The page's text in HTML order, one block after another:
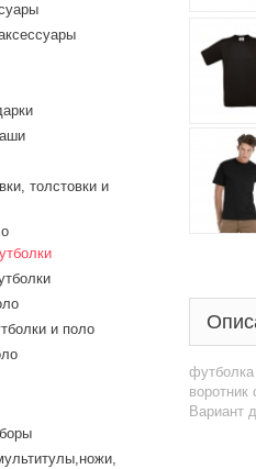
футболка
воротник
Вариант
толстовки и
и поло